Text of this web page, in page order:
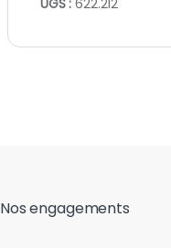
Nos engagements